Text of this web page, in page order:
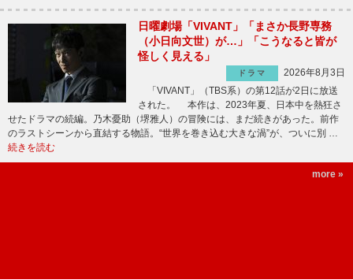
日曜劇場「VIVANT」「まさか長野専務
（小日向文世）が…」「こうなると皆が
怪しく見える」
ドラマ
2026年8月3日
「VIVANT」（TBS系）の第12話が2日に放送
された。 本作は、2023年夏、日本中を熱狂さ
せたドラマの続編。乃木憂助（堺雅人）の冒険には、まだ続きがあった。前作
のラストシーンから直結する物語。“世界を巻き込む大きな渦”が、ついに別 …
続きを読む
more »